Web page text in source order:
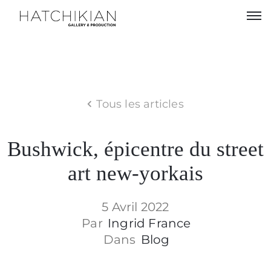
Visitez
Tous les articles
Bushwick, épicentre du street
art new-yorkais
5 Avril 2022
Par Ingrid France
Dans Blog